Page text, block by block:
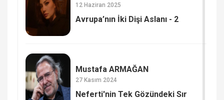
12 Haziran 2025
Avrupa’nın İki Dişi Aslanı - 2
Mustafa ARMAĞAN
27 Kasım 2024
Neferti'nin Tek Gözündeki Sır